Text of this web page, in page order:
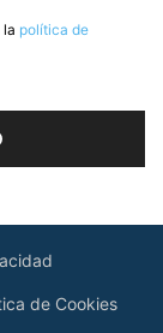
la política de
de Cookies